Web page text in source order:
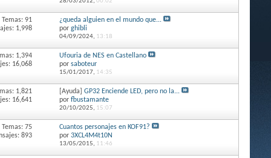
Temas: 91
1,998
¿queda alguien en el mundo que...
por ghibli
04/09/2024, 13:18
1,394
16,068
Ufouria de NES en Castellano
por saboteur
15/01/2017, 14:35
1,821
16,641
[Ayuda] GP32 Enciende LED, pero no la...
por fbustamante
20/10/2025, 15:07
Temas: 75
893
Cuantos personajes en KOF91?
por 3XCL4M4t10N
13/05/2015, 11:46